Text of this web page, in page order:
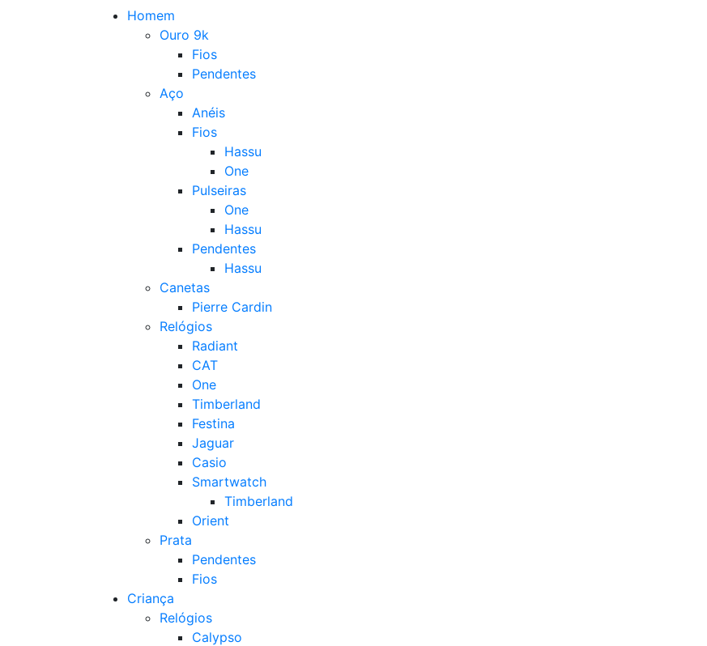
Homem
Ouro 9k
Fios
Pendentes
Aço
Anéis
Fios
Hassu
One
Pulseiras
One
Hassu
Pendentes
Hassu
Canetas
Pierre Cardin
Relógios
Radiant
CAT
One
Timberland
Festina
Jaguar
Casio
Smartwatch
Timberland
Orient
Prata
Pendentes
Fios
Criança
Relógios
Calypso